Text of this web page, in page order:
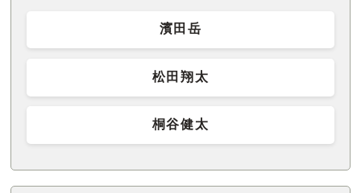
濱田岳
松田翔太
桐谷健太